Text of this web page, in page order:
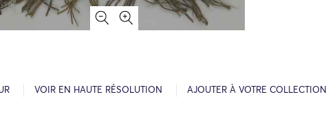
VOIR EN HAUTE RÉSOLUTION AJOUTER À VOTRE COLLECTION